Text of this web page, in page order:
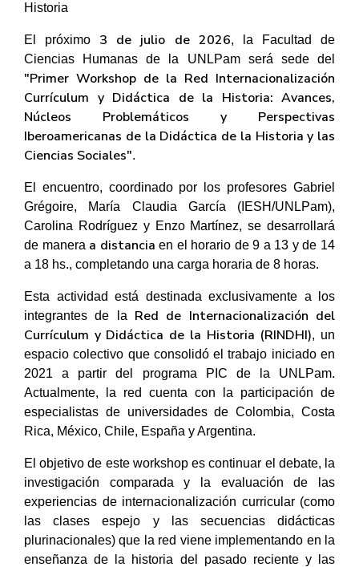
Historia
El próximo 3 de julio de 2026, la Facultad de
Ciencias Humanas de la UNLPam será sede del
"Primer Workshop de la Red Internacionalización
Currículum y Didáctica de la Historia: Avances,
Núcleos Problemáticos y Perspectivas
Iberoamericanas de la Didáctica de la Historia y las
Ciencias Sociales".
El encuentro, coordinado por los profesores Gabriel
Grégoire, María Claudia García (IESH/UNLPam),
Carolina Rodríguez y Enzo Martínez, se desarrollará
de manera a distancia en el horario de 9 a 13 y de 14
a 18 hs., completando una carga horaria de 8 horas.
Esta actividad está destinada exclusivamente a los
integrantes de la Red de Internacionalización del
Currículum y Didáctica de la Historia (RINDHI), un
espacio colectivo que consolidó el trabajo iniciado en
2021 a partir del programa PIC de la UNLPam.
Actualmente, la red cuenta con la participación de
especialistas de universidades de Colombia, Costa
Rica, México, Chile, España y Argentina.
El objetivo de este workshop es continuar el debate, la
investigación comparada y la evaluación de las
experiencias de internacionalización curricular (como
las clases espejo y las secuencias didácticas
plurinacionales) que la red viene implementando en la
enseñanza de la historia del pasado reciente y las